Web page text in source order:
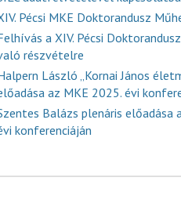
Pécsi MKE Doktorandusz
a XIV. Pécsi
részvételre
László „Kornai János
az MKE 2025. évi
Balázs plenáris előadása
konferenciáján